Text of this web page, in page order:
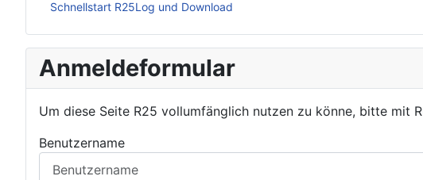
Schnellstart R25Log und Download
Anmeldeformular
Um diese Seite R25 vollumfänglich nutzen zu könne, bitte mit
Benutzername